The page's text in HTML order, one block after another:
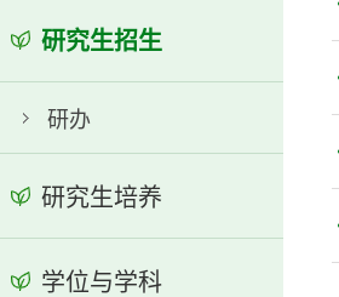
研究生招生
研办
研究生培养
学位与学科